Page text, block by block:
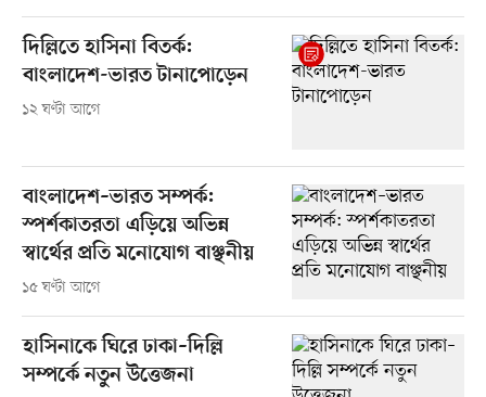
দিল্লিতে হাসিনা বিতর্ক:
বাংলাদেশ-ভারত টানাপোড়েন
১২ ঘণ্টা আগে
বাংলাদেশ–ভারত সম্পর্ক:
স্পর্শকাতরতা এড়িয়ে অভিন্ন
স্বার্থের প্রতি মনোযোগ বাঞ্ছনীয়
১৫ ঘণ্টা আগে
হাসিনাকে ঘিরে ঢাকা–দিল্লি
সম্পর্কে নতুন উত্তেজনা